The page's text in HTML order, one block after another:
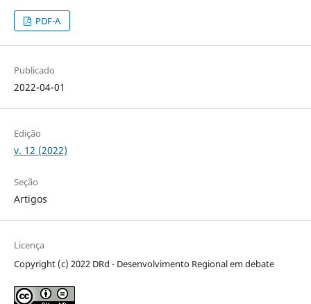
PDF-A
Publicado
2022-04-01
Edição
v. 12 (2022)
Seção
Artigos
Licença
Copyright (c) 2022 DRd - Desenvolvimento Regional em debate